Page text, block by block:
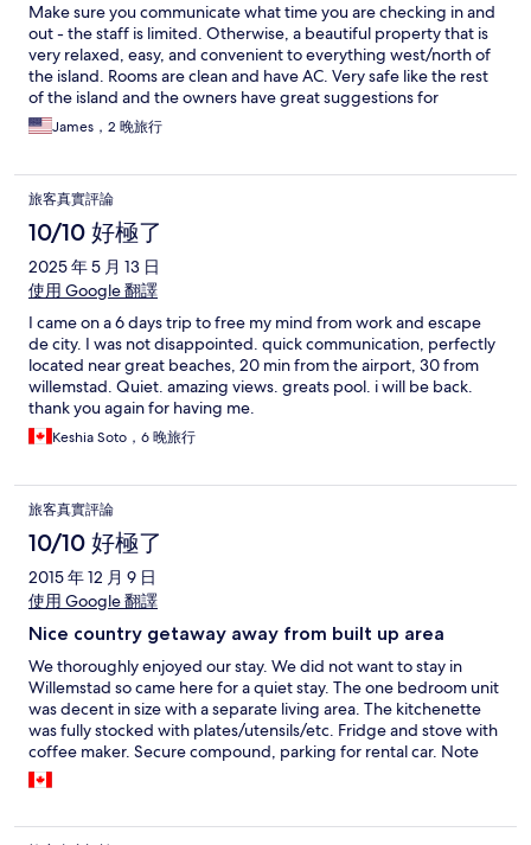
Make sure you communicate what time you are checking in and
out - the staff is limited. Otherwise, a beautiful property that is
very relaxed, easy, and convenient to everything west/north of
the island. Rooms are clean and have AC. Very safe like the rest
of the island and the owners have great suggestions for
everything you need
James，2 晚旅行
旅客真實評論
10/10 好極了
2025 年 5 月 13 日
使用 Google 翻譯
I came on a 6 days trip to free my mind from work and escape
de city. I was not disappointed. quick communication, perfectly
located near great beaches, 20 min from the airport, 30 from
willemstad. Quiet. amazing views. greats pool. i will be back.
thank you again for having me.
Keshia Soto，6 晚旅行
旅客真實評論
10/10 好極了
2015 年 12 月 9 日
使用 Google 翻譯
Nice country getaway away from built up area
We thoroughly enjoyed our stay. We did not want to stay in
Willemstad so came here for a quiet stay. The one bedroom unit
was decent in size with a separate living area. The kitchenette
was fully stocked with plates/utensils/etc. Fridge and stove with
coffee maker. Secure compound, parking for rental car. Note
that location is on San Sebastian Rd, not in Williborordus town as
indicated on some maps.